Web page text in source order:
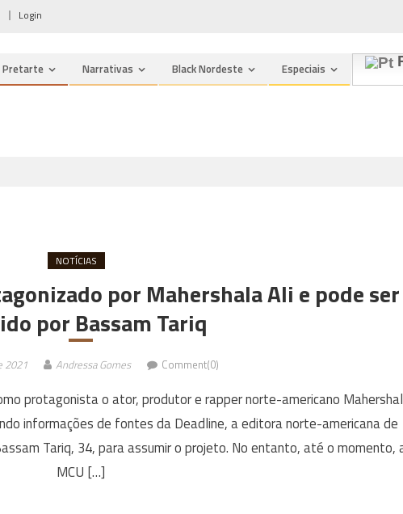
Login
Pretarte Narrativas Black Nordeste Especiais
NOTÍCIAS
por Mahershala Ali e pode ser
por Bassam Tariq
2021 Andressa Gomes Comment(0)
protagonista o ator, produtor e rapper norte-americano
informações de fontes da Deadline, a editora norte-americana de
Tariq, 34, para assumir o projeto. No entanto, até o momento,
MCU […]